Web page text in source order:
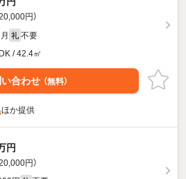
円）
礼 不要
/ 42.4㎡
合わせ （無料）
ほか提供
円
円）